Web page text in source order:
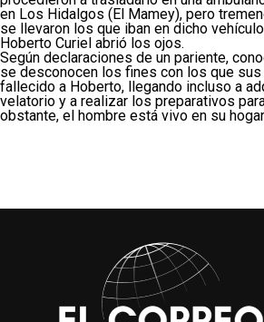
en Los Hidalgos (El Mamey), pero
se llevaron los que iban en dicho
Hoberto Curiel abrió los ojos.
Según declaraciones de un pariente,
se desconocen los fines con los que
fallecido a Hoberto, llegando incluso a
velatorio y a realizar los preparativos
obstante, el hombre está vivo en su